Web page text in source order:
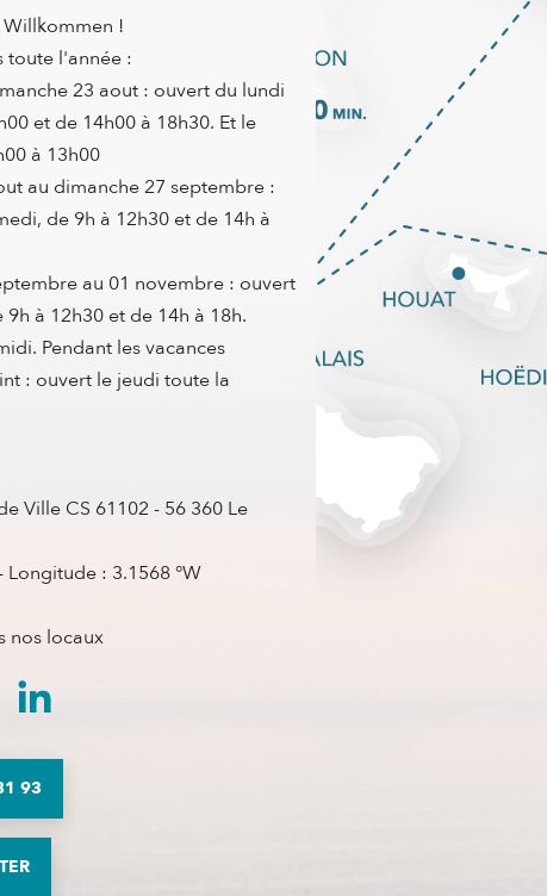
!
toute l'année :
23 aout : ouvert du lundi
et de 14h00 à 18h30. Et le
à 13h00
au dimanche 27 septembre :
de 9h à 12h30 et de 14h à
au 01 novembre : ouvert
à 12h30 et de 14h à 18h.
Pendant les vacances
: ouvert le jeudi toute la
Ville CS 61102 - 56 360 Le
Longitude : 3.1568 °W
nos locaux
93